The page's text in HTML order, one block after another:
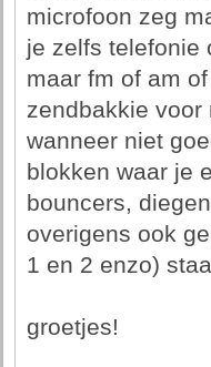
microfoon zeg
je zelfs telefonie
maar fm of am
zendbakkie voor
wanneer niet
blokken waar je
bouncers,
overigens ook
1 en 2 enzo)
groetjes!